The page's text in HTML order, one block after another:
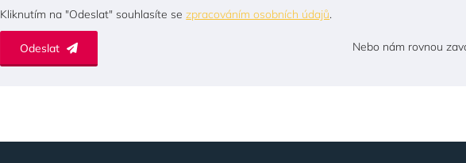
Kliknutím na "Odeslat" souhlasíte sezpracováním osobních údajů.
Nebo nám rovnou
Odeslat